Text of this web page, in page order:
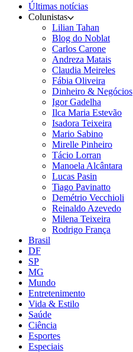
Últimas notícias
Colunistas
Lilian Tahan
Blog do Noblat
Carlos Carone
Andreza Matais
Claudia Meireles
Fábia Oliveira
Dinheiro & Negócios
Igor Gadelha
Ilca Maria Estevão
Isadora Teixeira
Mario Sabino
Mirelle Pinheiro
Tácio Lorran
Manoela Alcântara
Lucas Pasin
Tiago Pavinatto
Demétrio Vecchioli
Reinaldo Azevedo
Milena Teixeira
Rodrigo França
Brasil
DF
SP
MG
Mundo
Entretenimento
Vida & Estilo
Saúde
Ciência
Esportes
Especiais